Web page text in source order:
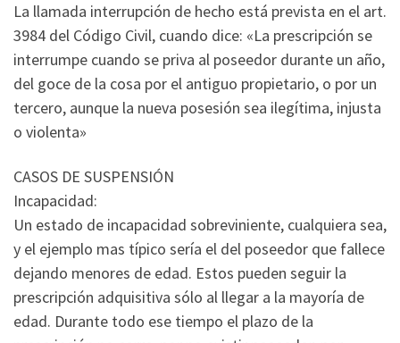
La llamada interrupción de hecho está prevista en el art.
3984 del Código Civil, cuando dice: «La prescripción se
interrumpe cuando se priva al poseedor durante un año,
del goce de la cosa por el antiguo propietario, o por un
tercero, aunque la nueva posesión sea ilegítima, injusta
o violenta»
CASOS DE SUSPENSIÓN
Incapacidad:
Un estado de incapacidad sobreviniente, cualquiera sea,
y el ejemplo mas típico sería el del poseedor que fallece
dejando menores de edad. Estos pueden seguir la
prescripción adquisitiva sólo al llegar a la mayoría de
edad. Durante todo ese tiempo el plazo de la